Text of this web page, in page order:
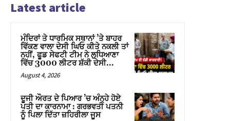
Latest article
ਮੰਦਿਰਾਂ ਤੇ ਧਾਰਮਿਕ ਸਥਾਨਾਂ ’ਤੇ ਬਾਹਰ
ਵਿੱਕਣ ਵਾਲਾ ਦੇਸੀ ਘਿਓ ਕੀਤੇ ਨਕਲੀ ਤਾਂ
ਨਹੀਂ, ਫੂਡ ਸੇਫਟੀ ਟੀਮ ਨੇ ਲੁਧਿਆਣਾ
ਵਿੱਚ 3000 ਲੀਟਰ ਸ਼ੱਕੀ ਦੇਸੀ...
August 4, 2026
ਦੂਜੀ ਔਰਤ ਦੇ ਪਿਆਰ ’ਚ ਅੰਨ੍ਹੇ ਹੋਏ
ਪਤੀ ਦਾ ਕਾਰਨਾਮਾ : ਗਰਭਵਤੀ ਪਤਨੀ
ਨੂੰ ਪਿਲਾ ਦਿੱਤਾ ਜ਼ਹਿਰੀਲਾ ਜੂਸ